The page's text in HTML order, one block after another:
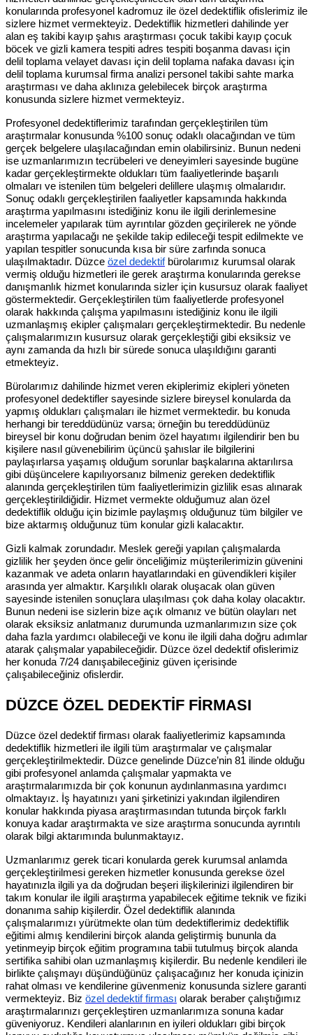
konularında profesyonel kadromuz ile özel dedektiflik ofislerimiz ile
sizlere hizmet vermekteyiz. Dedektiflik hizmetleri dahilinde yer
alan eş takibi kayıp şahıs araştırması çocuk takibi kayıp çocuk
böcek ve gizli kamera tespiti adres tespiti boşanma davası için
delil toplama velayet davası için delil toplama nafaka davası için
delil toplama kurumsal firma analizi personel takibi sahte marka
araştırması ve daha aklınıza gelebilecek birçok araştırma
konusunda sizlere hizmet vermekteyiz.
Profesyonel dedektiflerimiz tarafından gerçekleştirilen tüm
araştırmalar konusunda %100 sonuç odaklı olacağından ve tüm
gerçek belgelere ulaşılacağından emin olabilirsiniz. Bunun nedeni
ise uzmanlarımızın tecrübeleri ve deneyimleri sayesinde bugüne
kadar gerçekleştirmekte oldukları tüm faaliyetlerinde başarılı
olmaları ve istenilen tüm belgeleri delillere ulaşmış olmalarıdır.
Sonuç odaklı gerçekleştirilen faaliyetler kapsamında hakkında
araştırma yapılmasını istediğiniz konu ile ilgili derinlemesine
incelemeler yapılarak tüm ayrıntılar gözden geçirilerek ne yönde
araştırma yapılacağı ne şekilde takip edileceği tespit edilmekte ve
yapılan tespitler sonucunda kısa bir süre zarfında sonuca
ulaşılmaktadır. Düzce özel dedektifbürolarımız kurumsal olarak
vermiş olduğu hizmetleri ile gerek araştırma konularında gerekse
danışmanlık hizmet konularında sizler için kusursuz olarak faaliyet
göstermektedir. Gerçekleştirilen tüm faaliyetlerde profesyonel
olarak hakkında çalışma yapılmasını istediğiniz konu ile ilgili
uzmanlaşmış ekipler çalışmaları gerçekleştirmektedir. Bu nedenle
çalışmalarımızın kusursuz olarak gerçekleştiği gibi eksiksiz ve
aynı zamanda da hızlı bir sürede sonuca ulaşıldığını garanti
etmekteyiz.
Bürolarımız dahilinde hizmet veren ekiplerimiz ekipleri yöneten
profesyonel dedektifler sayesinde sizlere bireysel konularda da
yapmış oldukları çalışmaları ile hizmet vermektedir. bu konuda
herhangi bir tereddüdünüz varsa; örneğin bu tereddüdünüz
bireysel bir konu doğrudan benim özel hayatımı ilgilendirir ben bu
kişilere nasıl güvenebilirim üçüncü şahıslar ile bilgilerini
paylaşırlarsa yaşamış olduğum sorunlar başkalarına aktarılırsa
gibi düşüncelere kapılıyorsanız bilmeniz gereken dedektiflik
alanında gerçekleştirilen tüm faaliyetlerimizin gizlilik esas alınarak
gerçekleştirildiğidir. Hizmet vermekte olduğumuz alan özel
dedektiflik olduğu için bizimle paylaşmış olduğunuz tüm bilgiler ve
bize aktarmış olduğunuz tüm konular gizli kalacaktır.
Gizli kalmak zorundadır. Meslek gereği yapılan çalışmalarda
gizlilik her şeyden önce gelir önceliğimiz müşterilerimizin güvenini
kazanmak ve adeta onların hayatlarındaki en güvendikleri kişiler
arasında yer almaktır. Karşılıklı olarak oluşacak olan güven
sayesinde istenilen sonuçlara ulaşılması çok daha kolay olacaktır.
Bunun nedeni ise sizlerin bize açık olmanız ve bütün olayları net
olarak eksiksiz anlatmanız durumunda uzmanlarımızın size çok
daha fazla yardımcı olabileceği ve konu ile ilgili daha doğru adımlar
atarak çalışmalar yapabileceğidir. Düzce özel dedektif ofislerimiz
her konuda 7/24 danışabileceğiniz güven içerisinde
çalışabileceğiniz ofislerdir.
DÜZCE ÖZEL DEDEKTİF FİRMASI
Düzce özel dedektif firması olarak faaliyetlerimiz kapsamında
dedektiflik hizmetleri ile ilgili tüm araştırmalar ve çalışmalar
gerçekleştirilmektedir. Düzce genelinde Düzce’nin 81 ilinde olduğu
gibi profesyonel anlamda çalışmalar yapmakta ve
araştırmalarımızda bir çok konunun aydınlanmasına yardımcı
olmaktayız. İş hayatınızı yani şirketinizi yakından ilgilendiren
konular hakkında piyasa araştırmasından tutunda birçok farklı
konuya kadar araştırmakta ve size araştırma sonucunda ayrıntılı
olarak bilgi aktarımında bulunmaktayız.
Uzmanlarımız gerek ticari konularda gerek kurumsal anlamda
gerçekleştirilmesi gereken hizmetler konusunda gerekse özel
hayatınızla ilgili ya da doğrudan beşeri ilişkilerinizi ilgilendiren bir
takım konular ile ilgili araştırma yapabilecek eğitime teknik ve fiziki
donanıma sahip kişilerdir. Özel dedektiflik alanında
çalışmalarımızı yürütmekte olan tüm dedektiflerimiz dedektiflik
eğitimi almış kendilerini birçok alanda geliştirmiş bununla da
yetinmeyip birçok eğitim programına tabii tutulmuş birçok alanda
sertifika sahibi olan uzmanlaşmış kişilerdir. Bu nedenle kendileri ile
birlikte çalışmayı düşündüğünüz çalışacağınız her konuda içinizin
rahat olması ve kendilerine güvenmeniz konusunda sizlere garanti
vermekteyiz. Biz özel dedektif firması olarak beraber çalıştığımız
araştırmalarınızı gerçekleştiren uzmanlarımıza sonuna kadar
güveniyoruz. Kendileri alanlarının en iyileri oldukları gibi birçok